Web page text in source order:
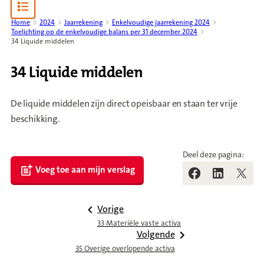
Home 2024 Jaarrekening
Enkelvoudige jaarrekening 2024
Toelichting op de enkelvoudige balans per 31 december 2024
34 Liquide middelen
34 Liquide middelen
De liquide middelen zijn direct opeisbaar en staan ter vrije
beschikking.
Voeg toe aan mijn verslag
Deel deze pagina:
Volgende
35 Overige overlopende activa
Vorige
33 Materiële vaste activa
Open content navigation